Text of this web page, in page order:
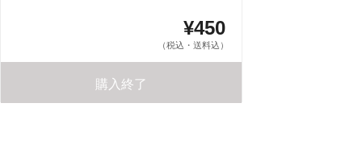
¥450
（税込・送料込）
購入終了